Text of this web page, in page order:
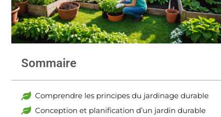
Sommaire
Comprendre les principes du jardinage durable
Conception et planification d’un jardin durable